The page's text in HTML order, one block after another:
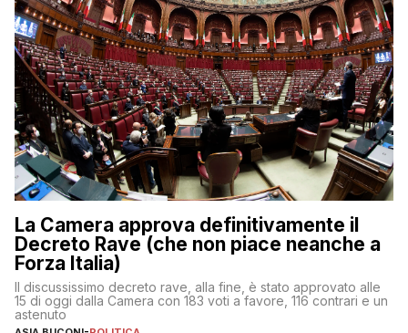
La Camera approva definitivamente il
Decreto Rave (che non piace neanche a
Forza Italia)
Il discussissimo decreto rave, alla fine, è stato approvato alle
15 di oggi dalla Camera con 183 voti a favore, 116 contrari e un
astenuto